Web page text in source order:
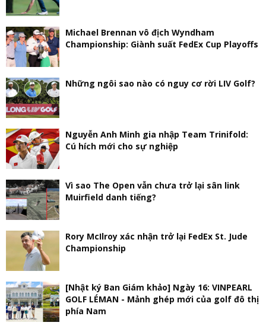
Michael Brennan vô địch Wyndham
Championship: Giành suất FedEx Cup Playoffs
Những ngôi sao nào có nguy cơ rời LIV Golf?
Nguyễn Anh Minh gia nhập Team Trinifold:
Cú hích mới cho sự nghiệp
Vì sao The Open vẫn chưa trở lại sân link
Muirfield danh tiếng?
Rory McIlroy xác nhận trở lại FedEx St. Jude
Championship
[Nhật ký Ban Giám khảo] Ngày 16: VINPEARL
GOLF LÉMAN - Mảnh ghép mới của golf đô thị
phía Nam